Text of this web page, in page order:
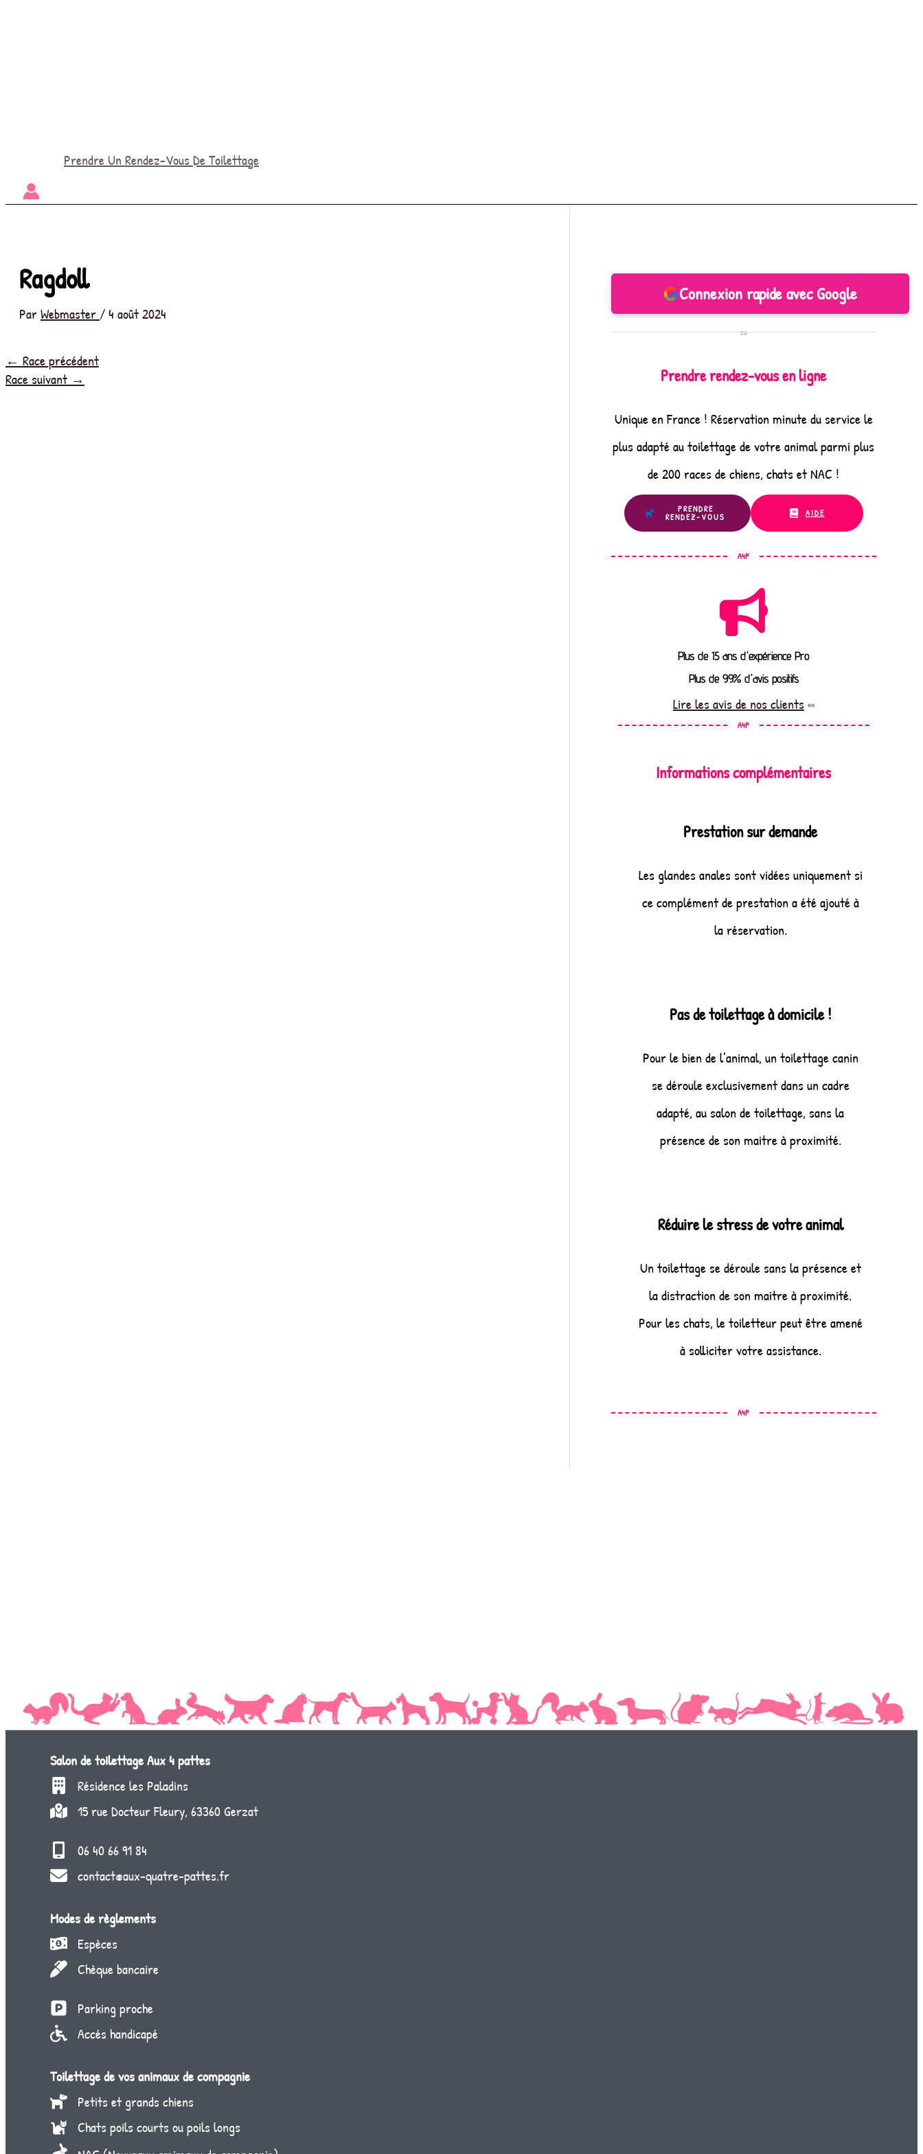
Prendre Un Rendez-Vous De Toilettage
Ragdoll
ParWebmaster /4 août 2024
← Race précédent
Race suivant →
Connexion rapide avec Google
ou
Prendre rendez-vous en ligne
Unique en France ! Réservation minute du service le
plus adapté au toilettage de votre animal parmi plus
de 200 races de chiens, chats et NAC !
PRENDRE
RENDEZ-VOUS AIDE
A4P
Plus de 15 ans d'expérience Pro
Plus de 99% d'avis positifs
Lire les avis de nos clients
A4P
Informations complémentaires
Prestation sur demande
Les glandes anales sont vidées uniquement si
ce complément de prestation a été ajouté à
la réservation.
Pas de toilettage à domicile !
Pour le bien de l’animal, un toilettage canin
se déroule exclusivement dans un cadre
adapté, au salon de toilettage, sans la
présence de son maitre à proximité.
Réduire le stress de votre animal
Un toilettage se déroule sans la présence et
la distraction de son maitre à proximité.
Pour les chats, le toiletteur peut être amené
à solliciter votre assistance.
A4P
Salon de toilettageAux 4 pattes
Résidence les Paladins
15 rue Docteur Fleury, 63360 Gerzat
06 40 66 91 84
contact@aux-quatre-pattes.fr
Modes de règlements
Espèces
Chèque bancaire
Parking proche
Accés handicapé
Toilettage de vos animaux de compagnie
Petits et grands chiens
Chats poils courts ou poils longs